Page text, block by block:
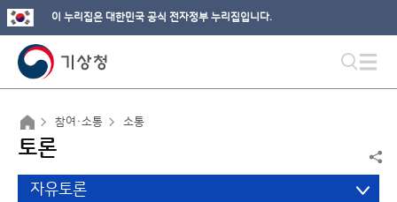
이 누리집은 대한민국 공식 전자정부 누리집입니다.
참여·소통 소통
토론
자유토론